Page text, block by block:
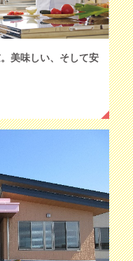
美味しい、そして安